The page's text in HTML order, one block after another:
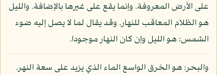
على الأرض المعروفة. وإنما يقع على غيرها بالإضافة. والليل
هو الظلام المعاقب للنهار. وقد يقال لما لا يصل إليه ضوء
الشمس: هو الليل وإن كان النهار موجودا.
والبحر: هو الخرق الواسع الماء الذي يزيد على سعة النهر.